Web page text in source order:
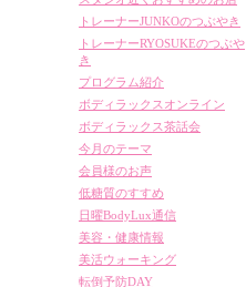
トレーナーJUNKOのつぶやき
トレーナーRYOSUKEのつぶや
き
プログラム紹介
ボディラックスオンライン
ボディラックス茶話会
今月のテーマ
会員様のお声
低糖質のすすめ
日曜BodyLux通信
美容・健康情報
美活ウォーキング
転倒予防DAY